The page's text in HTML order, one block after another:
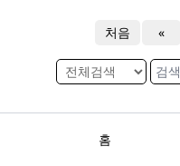
처음 «
홈